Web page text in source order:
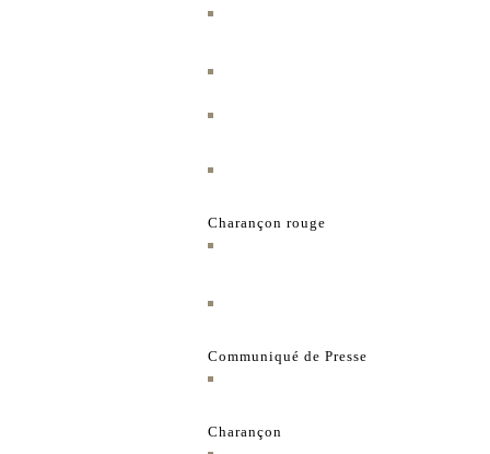
Charançon rouge
Communiqué de Presse
Charançon